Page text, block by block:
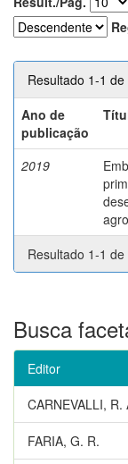
Resultado 1-1 de
Ano de
publicação
2019
Resultado 1-1 de
Busca
Editor
CARNEVALLI, R.
FARIA, G. R.